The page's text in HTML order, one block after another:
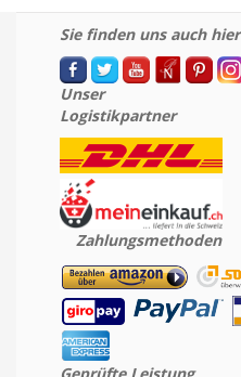
Sie finden uns auch hier
Unser
Logistikpartner
Zahlungsmethoden